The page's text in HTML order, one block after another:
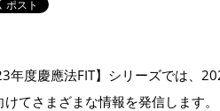
年度慶應法FIT】シリーズでは、
けてさまざまな情報を発信します。